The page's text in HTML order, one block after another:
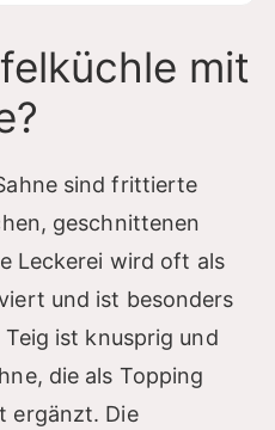
mit
sind frittierte
geschnittenen
Leckerei wird oft als
und ist besonders
ist knusprig und
die als Topping
ergänzt. Die